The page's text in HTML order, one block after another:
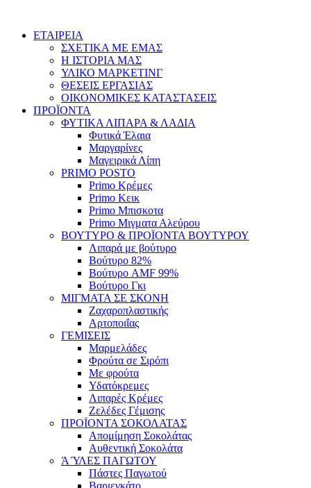
contentΕΤΑΙΡΕΙΑ
ΣΧΕΤΙΚΑ ΜΕ ΕΜΑΣ
Η ΙΣΤΟΡΙΑ ΜΑΣ
ΥΛΙΚΟ ΜΑΡΚΕΤΙΝΓ
ΘΕΣΕΙΣ ΕΡΓΑΣΙΑΣ
ΟΙΚΟΝΟΜΙΚΕΣ ΚΑΤΑΣΤΑΣΕΙΣ
ΠΡΟΪΟΝΤΑ
ΦΥΤΙΚΑ ΛΙΠΑΡΑ & ΛΑΔΙΑ
Φυτικά Έλαια
Μαργαρίνες
Μαγειρικά Λίπη
PRIMO POSTO
Primo Κρέμες
Primo Κεικ
Primo Μπισκοτα
Primo Μιγματα Αλεύρου
ΒΟΥΤΥΡΟ & ΠΡΟΪΟΝΤΑ ΒΟΥΤΥΡΟΥ
Λιπαρά με βούτυρο
Βούτυρο 82%
Βούτυρο AMF 99%
Βούτυρο Γκι
ΜΙΓΜΑΤΑ ΣΕ ΣΚΟΝΗ
Ζαχαροπλαστικής
Αρτοποιΐας
ΓΕΜΙΣΕΙΣ
Μαρμελάδες
Φρούτα σε Σιρόπι
Με φρούτα
Υδατόκρεμες
Λιπαρές Κρέμες
Ζελέδες Γέμισης
ΠΡΟΪΟΝΤΑ ΣΟΚΟΛΑΤΑΣ
Απομίμηση Σοκολάτας
Αυθεντική Σοκολάτα
Ά ΎΛΕΣ ΠΑΓΩΤΟΥ
Πάστες Παγωτού
Βαριεγκάτο